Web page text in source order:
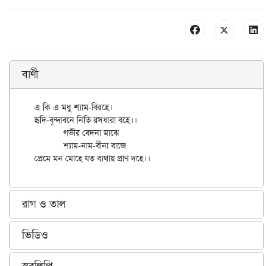
বাণী
এ কি এ মধু শ্যাম-বিরহে।
হৃদি-বৃন্দাবনে নিতি রসধারা বহে।।
	শ্যাম-নাম-বীনা বাজে
রাগ ও তাল
ভিডিও